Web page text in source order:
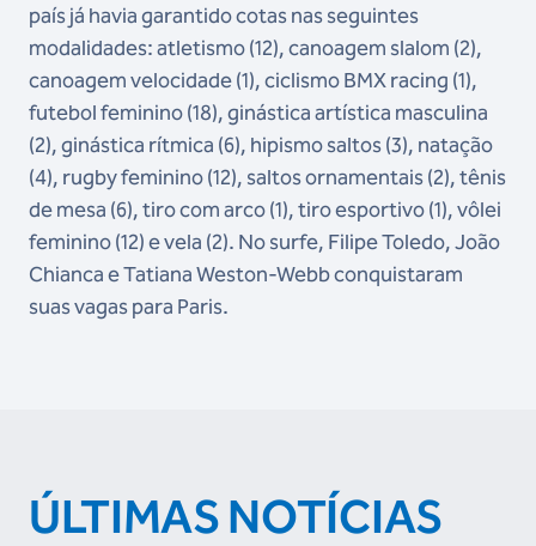
país já havia garantido cotas nas seguintes
modalidades: atletismo (12), canoagem slalom (2),
canoagem velocidade (1), ciclismo BMX racing (1),
futebol feminino (18), ginástica artística masculina
(2), ginástica rítmica (6), hipismo saltos (3), natação
(4), rugby feminino (12), saltos ornamentais (2), tênis
de mesa (6), tiro com arco (1), tiro esportivo (1), vôlei
feminino (12) e vela (2). No surfe, Filipe Toledo, João
Chianca e Tatiana Weston-Webb conquistaram
suas vagas para Paris.
ÚLTIMAS NOTÍCIAS